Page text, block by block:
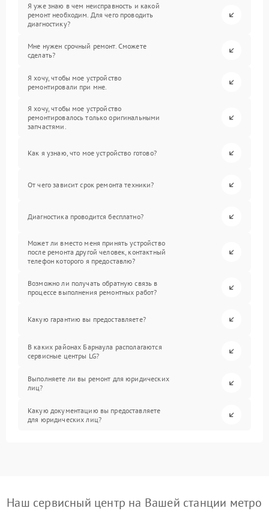
Я уже знаю в чем неисправность и какой
ремонт необходим. Для чего проводить
диагностику?
Мне нужен срочный ремонт. Сможете
сделать?
Я хочу, чтобы мое устройство
ремонтировали при мне.
Я хочу, чтобы мое устройство
ремонтировалось только оригинальными
запчастями.
Как я узнаю, что мое устройство готово?
От чего зависит срок ремонта техники?
Диагностика проводится бесплатно?
Может ли вместо меня принять устройство
после ремонта другой человек, контактный
телефон которого я предоставлю?
Возможно ли получать обратную связь в
процессе выполнения ремонтных работ?
Какую гарантию вы предоставляете?
В каких районах Барнаула располагаются
сервисные центры LG?
Выполняете ли вы ремонт для юридических
лиц?
Какую документацию вы предоставляете
для юридических лиц?
Наш сервисный центр на Вашей станции метро